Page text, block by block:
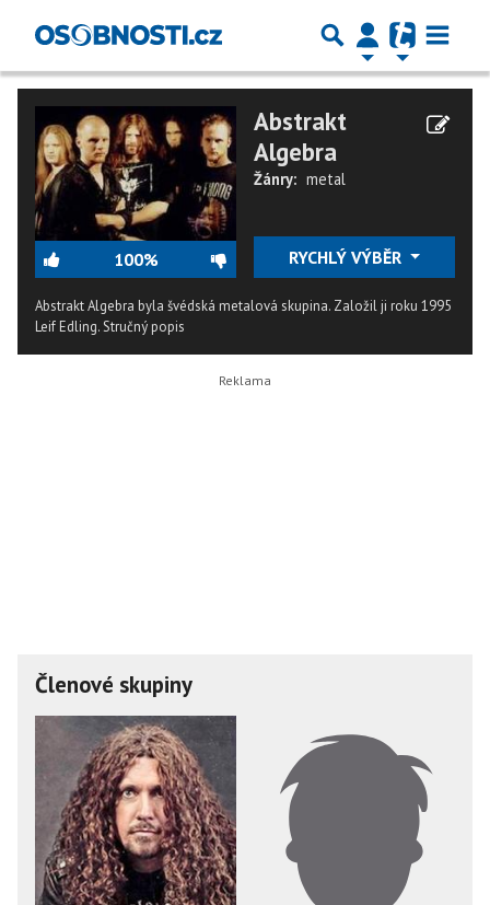
100%
Abstrakt
Algebra
Žánry: metal
RYCHLÝ VÝBĚR
Abstrakt Algebra byla švédská metalová skupina. Založil ji roku 1995
Leif Edling.Stručný popis
Členové skupiny